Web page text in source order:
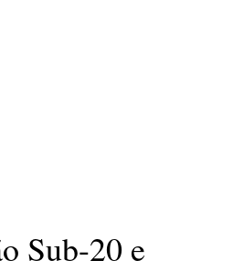
Sub-20 e